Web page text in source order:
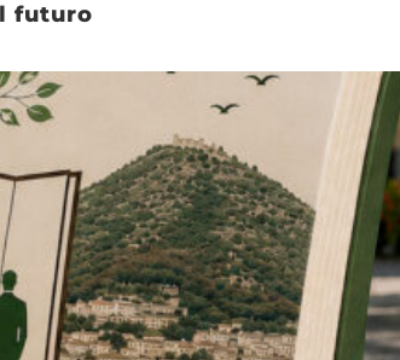
futuro